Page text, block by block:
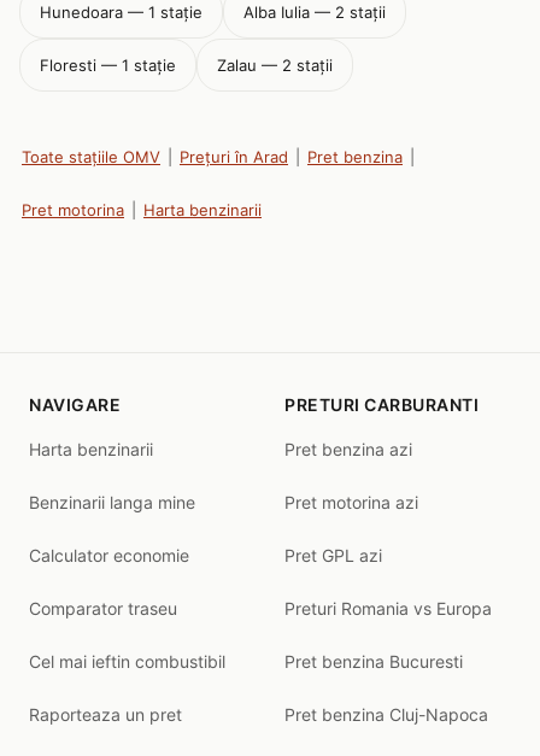
Hunedoara — 1 stație Alba Iulia — 2 stații
Floresti — 1 stație Zalau — 2 stații
Toate stațiile OMV Prețuri în Arad Pret benzina
Pret motorina Harta benzinarii
NAVIGARE
Harta benzinarii
Benzinarii langa mine
Calculator economie
Comparator traseu
Cel mai ieftin combustibil
Raporteaza un pret
PRETURI CARBURANTI
Pret benzina azi
Pret motorina azi
Pret GPL azi
Preturi Romania vs Europa
Pret benzina Bucuresti
Pret benzina Cluj-Napoca